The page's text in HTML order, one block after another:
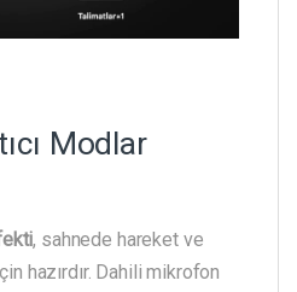
Modlar
, sahnede hareket ve
hazırdır. Dahili mikrofon